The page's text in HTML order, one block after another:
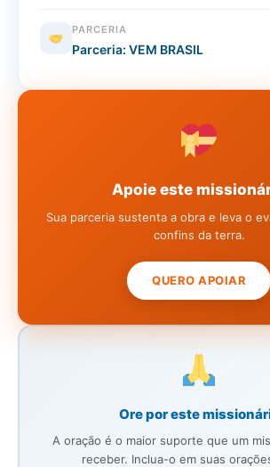
PARCERIA
Parceria: VEM BRASIL
Apoie este
Sua parceria sustenta a obra e leva o
confins da terra.
QUERO APOIAR
Ore por este
A oração é o maior suporte que um
receber. Inclua-o em suas